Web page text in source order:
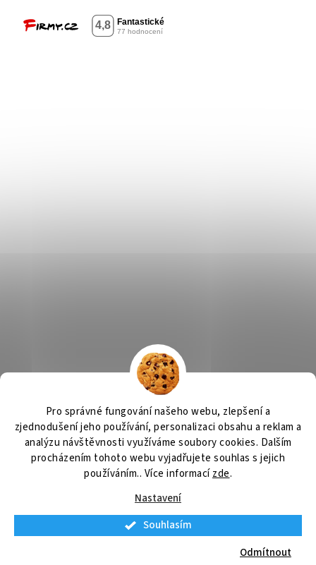
Pro správné fungování našeho webu, zlepšení a
zjednodušení jeho používání, personalizaci obsahu a reklam a
analýzu návštěvnosti využíváme soubory cookies. Dalším
procházením tohoto webu vyjadřujete souhlas s jejich
používáním.. Více informacízde.
Nastavení
Odmítnout
Souhlasím
Výčepní zařízení, chlazení na pivo, chlazení piva OSMO CZ
Barvy Příbram Obchodní podmínky GDPR
Vytvořil Shoptet
Výčepní zařízení. Všechna práva vyhrazena.